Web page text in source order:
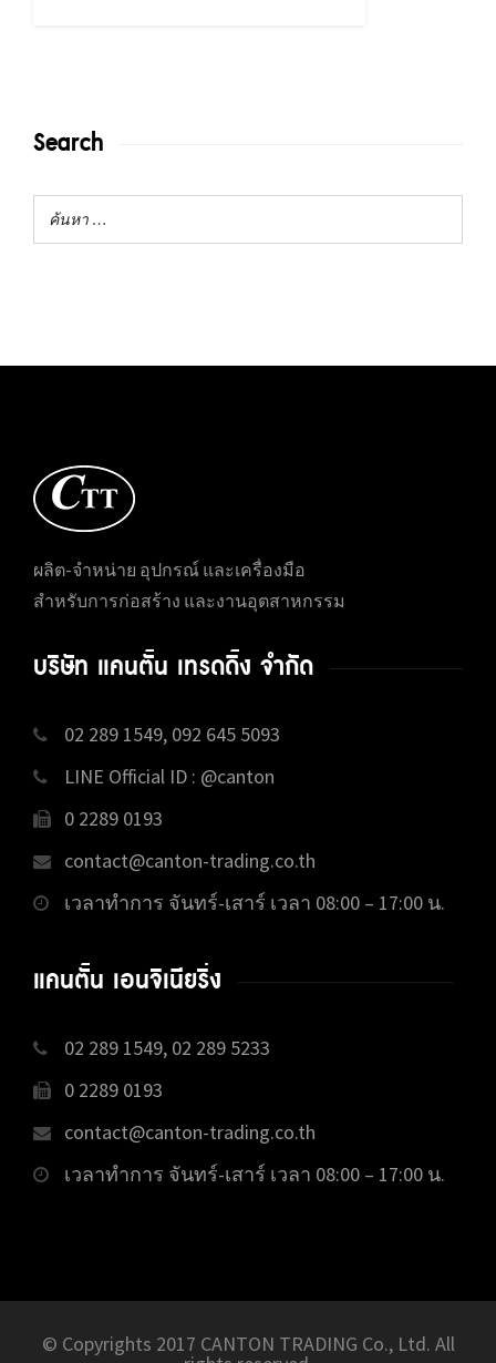
Search
ผลิต-จำหน่าย อุปกรณ์ และเครื่องมือ
สำหรับการก่อสร้าง และงานอุตสาหกรรม
บริษัท แคนตั้น เทรดดิ้ง จำกัด
02 289 1549, 092 645 5093
LINE Official ID : @canton
0 2289 0193
contact@canton-trading.co.th
เวลาทำการ จันทร์-เสาร์ เวลา 08:00 – 17:00 น.
แคนตั้น เอนจิเนียริ่ง
02 289 1549, 02 289 5233
0 2289 0193
contact@canton-trading.co.th
เวลาทำการ จันทร์-เสาร์ เวลา 08:00 – 17:00 น.
© Copyrights 2017 CANTON TRADING Co., Ltd. All